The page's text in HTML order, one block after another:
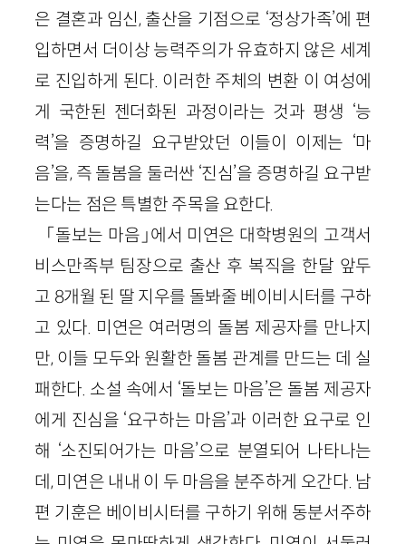
은 결혼과 임신, 출산을 기점으로 ‘정상가족’에 편
입하면서 더이상 능력주의가 유효하지 않은 세계
로 진입하게 된다. 이러한 주체의 변환 이 여성에
게 국한된 젠더화된 과정이라는 것과 평생 ‘능
력’을 증명하길 요구받았던 이들이 이제는 ‘마
음’을, 즉 돌봄을 둘러싼 ‘진심’을 증명하길 요구받
는다는 점은 특별한 주목을 요한다.
「돌보는 마음」에서 미연은 대학병원의 고객서
비스만족부 팀장으로 출산 후 복직을 한달 앞두
고 8개월 된 딸 지우를 돌봐줄 베이비시터를 구하
고 있다. 미연은 여러명의 돌봄 제공자를 만나지
만, 이들 모두와 원활한 돌봄 관계를 만드는 데 실
패한다. 소설 속에서 ‘돌보는 마음’은 돌봄 제공자
에게 진심을 ‘요구하는 마음’과 이러한 요구로 인
해 ‘소진되어가는 마음’으로 분열되어 나타나는
데, 미연은 내내 이 두 마음을 분주하게 오간다. 남
편 기훈은 베이비시터를 구하기 위해 동분서주하